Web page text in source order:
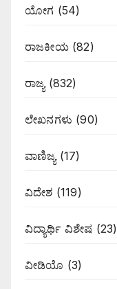
ಯೋಗ (54)
ರಾಜಕೀಯ(82)
ರಾಜ್ಯ(832)
ಲೇಖನಗಳು (90)
ವಾಣಿಜ್ಯ(17)
ವಿದೇಶ (119)
ವಿದ್ಯಾರ್ಥಿ ವಿಶೇಷ (23)
ವೀಡಿಯೊ (3)